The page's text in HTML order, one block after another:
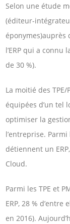
Selon une étude
(éditeur-
éponymes)auprès
l’ERP qui a
de 30 %).
La moitié des
équipées d’un tel
optimiser la
l’entreprise.
détiennent un
Cloud.
Parmi les TPE et
ERP, 28 %
en 2016).